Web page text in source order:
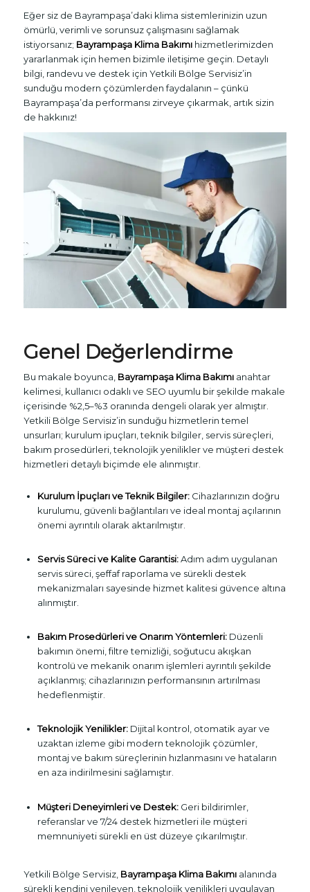
Eğer siz de Bayrampaşa’daki klima sistemlerinizin uzun
ömürlü, verimli ve sorunsuz çalışmasını sağlamak
istiyorsanız; Bayrampaşa Klima Bakımıhizmetlerimizden
yararlanmak için hemen bizimle iletişime geçin. Detaylı
bilgi, randevu ve destek için Yetkili Bölge Servisiz’in
sunduğu modern çözümlerden faydalanın – çünkü
Bayrampaşa’da performansı zirveye çıkarmak, artık sizin
de hakkınız!
Genel Değerlendirme
Bu makale boyunca, Bayrampaşa Klima Bakımıanahtar
kelimesi, kullanıcı odaklı ve SEO uyumlu bir şekilde makale
içerisinde %2,5–%3 oranında dengeli olarak yer almıştır.
Yetkili Bölge Servisiz’in sunduğu hizmetlerin temel
unsurları; kurulum ipuçları, teknik bilgiler, servis süreçleri,
bakım prosedürleri, teknolojik yenilikler ve müşteri destek
hizmetleri detaylı biçimde ele alınmıştır.
Kurulum İpuçları ve Teknik Bilgiler:Cihazlarınızın doğru
kurulumu, güvenli bağlantıları ve ideal montaj açılarının
önemi ayrıntılı olarak aktarılmıştır.
Servis Süreci ve Kalite Garantisi:Adım adım uygulanan
servis süreci, şeffaf raporlama ve sürekli destek
mekanizmaları sayesinde hizmet kalitesi güvence altına
alınmıştır.
Bakım Prosedürleri ve Onarım Yöntemleri:Düzenli
bakımın önemi, filtre temizliği, soğutucu akışkan
kontrolü ve mekanik onarım işlemleri ayrıntılı şekilde
açıklanmış; cihazlarınızın performansının artırılması
hedeflenmiştir.
Teknolojik Yenilikler:Dijital kontrol, otomatik ayar ve
uzaktan izleme gibi modern teknolojik çözümler,
montaj ve bakım süreçlerinin hızlanmasını ve hataların
en aza indirilmesini sağlamıştır.
Müşteri Deneyimleri ve Destek:Geri bildirimler,
referanslar ve 7/24 destek hizmetleri ile müşteri
memnuniyeti sürekli en üst düzeye çıkarılmıştır.
Yetkili Bölge Servisiz, Bayrampaşa Klima Bakımıalanında
sürekli kendini yenileyen, teknolojik yenilikleri uygulayan